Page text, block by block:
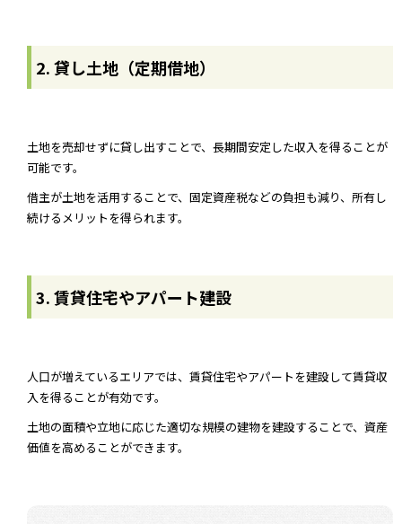
2. 貸し土地（定期借地）
土地を売却せずに貸し出すことで、長期間安定した収入を得ることが
可能です。
借主が土地を活用することで、固定資産税などの負担も減り、所有し
続けるメリットを得られます。
3. 賃貸住宅やアパート建設
人口が増えているエリアでは、賃貸住宅やアパートを建設して賃貸収
入を得ることが有効です。
土地の面積や立地に応じた適切な規模の建物を建設することで、資産
価値を高めることができます。